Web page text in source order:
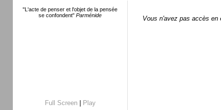
"L'acte de penser et l'objet de la pensée
se confondent" Parménide
Full Screen|
Play
Vous n'avez pas accès en